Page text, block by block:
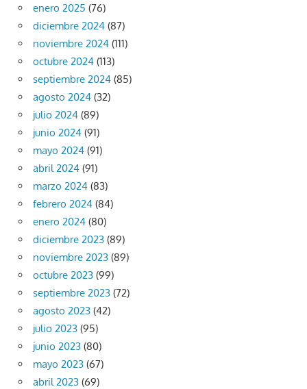
enero 2025 (76)
diciembre 2024 (87)
noviembre 2024 (111)
octubre 2024 (113)
septiembre 2024 (85)
agosto 2024 (32)
julio 2024 (89)
junio 2024 (91)
mayo 2024 (91)
abril 2024 (91)
marzo 2024 (83)
febrero 2024 (84)
enero 2024 (80)
diciembre 2023 (89)
noviembre 2023 (89)
octubre 2023 (99)
septiembre 2023 (72)
agosto 2023 (42)
julio 2023 (95)
junio 2023 (80)
mayo 2023 (67)
abril 2023 (69)